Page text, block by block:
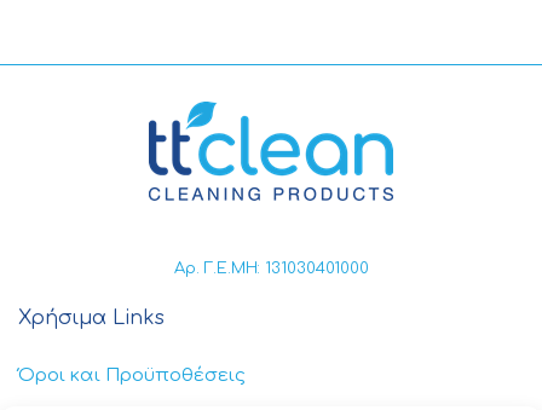
Αρ. Γ.Ε.ΜΗ: 131030401000
Χρήσιμα Links
Όροι και Προϋποθέσεις